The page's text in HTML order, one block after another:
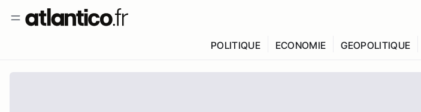
POLITIQUE ECONOMIE GEOPOLITIQUE